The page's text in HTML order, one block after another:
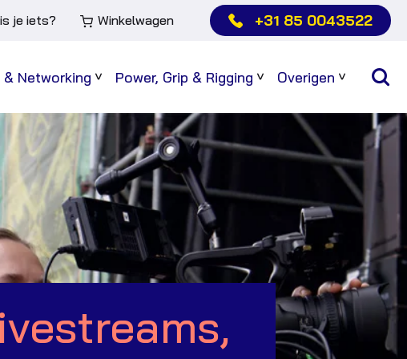
je iets? Winkelwagen +31 85 0043522
& Networking
Sub
Power, Grip & Rigging
Sub
Overigen
Sub